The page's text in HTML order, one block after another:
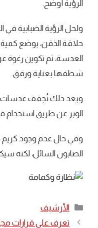
الرؤية أوضح.
ولحل الرؤية الضبابية
حلاقة الذقن، بوضع
العدسة، ثم تكوين رغوة
شطفها بعناية ورفق.
وبعد ذلك تُجفف عدسات
الوبر عن طريق
وفي حال عدم وجود كريم
الصابون السائل، لكنه
التصنيفات
الأرشيف
تعرف على قرارات